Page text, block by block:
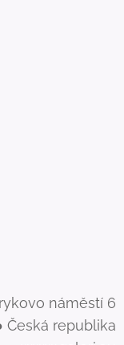
náměstí 6
Česká republika